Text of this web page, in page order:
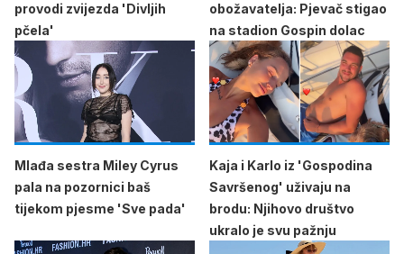
provodi zvijezda 'Divljih
pčela'
obožavatelja: Pjevač stigao
na stadion Gospin dolac
Mlađa sestra Miley Cyrus
pala na pozornici baš
tijekom pjesme 'Sve pada'
Kaja i Karlo iz 'Gospodina
Savršenog' uživaju na
brodu: Njihovo društvo
ukralo je svu pažnju